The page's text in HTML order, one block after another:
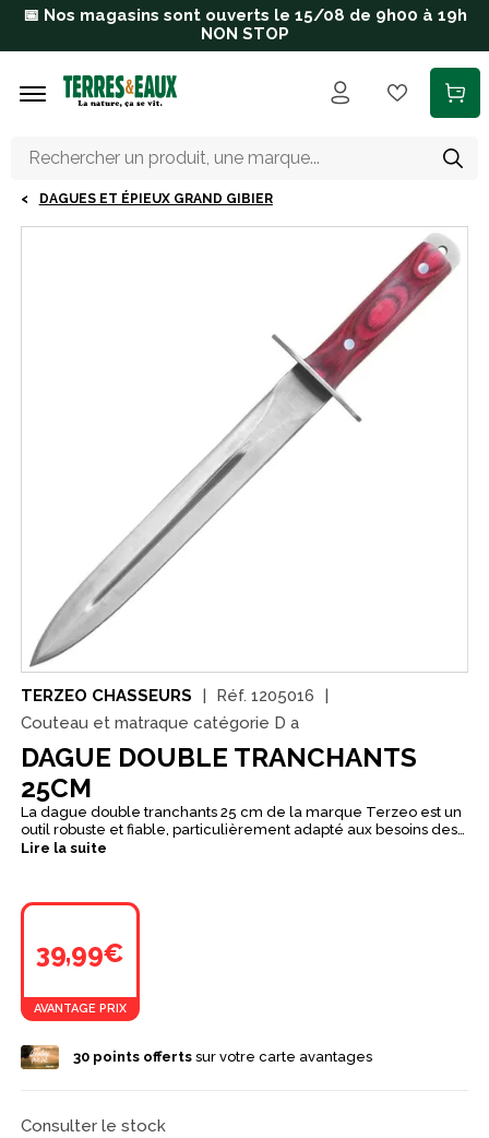
Aller au contenu principal
📅 Nos magasins sont ouverts le 15/08 de 9h00 à 19h
NON STOP
DAGUES ET ÉPIEUX GRAND GIBIER
TERZEO CHASSEURS Réf. 1205016
Couteau et matraque catégorie D a
DAGUE DOUBLE TRANCHANTS
25CM
La dague double tranchants 25 cm de la marque Terzeo est un
outil robuste et fiable, particulièrement adapté aux besoins des
chasseurs lors des travaux de découpe sur le terrain. Avec sa
Sa lame en acier 440 à double tranchant assure une coupe
franche et régulière, tout en offrant une bonne résistance à
sur les bords, elle combine solidité et performance pour un
usage exigeant. Le manche en stamina wood apporte confort et
prolongée. Solide, précise et bien équilibrée, cette dague
constitue un équipement pratique et durable pour
Lire la suite
39,99€
AVANTAGE PRIX
30points offertssur votre carte avantages
Consulter le stock